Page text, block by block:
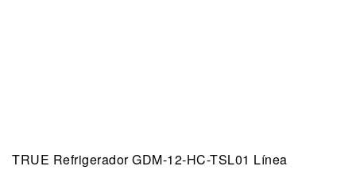
TRUE Refrigerador GDM-12-HC-TSL01 Línea